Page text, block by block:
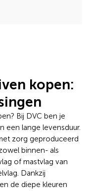
kopen:
Bij DVC ben je
een lange levensduur.
zorg geproduceerd
binnen- als
of mastvlag van
Dankzij
de diepe kleuren